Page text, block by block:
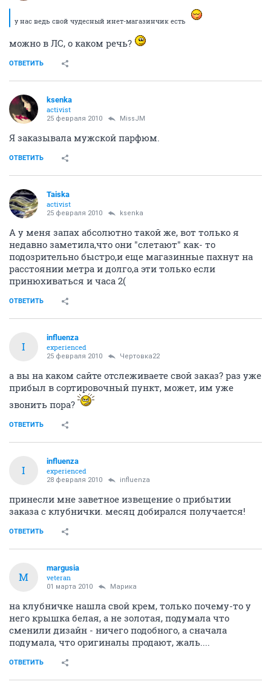
у нас ведь свой чудесный инет-магазинчик есть
можно в ЛС, о каком речь?
ОТВЕТИТЬ
ksenka
activist
25 февраля 2010 MissJM
Я заказывала мужской парфюм.
ОТВЕТИТЬ
Taiska
activist
25 февраля 2010 ksenka
А у меня запах абсолютно такой же, вот только я
недавно заметила,что они "слетают" как- то
подозрительно быстро,и еще магазинные пахнут на
расстоянии метра и долго,а эти только если
принюхиваться и часа 2(
ОТВЕТИТЬ
I
influenza
experienced
25 февраля 2010 Чертовка22
а вы на каком сайте отслеживаете свой заказ? раз уже
прибыл в сортировочный пункт, может, им уже
звонить пора?
ОТВЕТИТЬ
I
influenza
experienced
28 февраля 2010 influenza
принесли мне заветное извещение о прибытии
заказа с клубнички. месяц добирался получается!
ОТВЕТИТЬ
M
margusia
veteran
01 марта 2010 Марика
на клубничке нашла свой крем, только почему-то у
него крышка белая, а не золотая, подумала что
сменили дизайн - ничего подобного, а сначала
подумала, что оригиналы продают, жаль....
ОТВЕТИТЬ